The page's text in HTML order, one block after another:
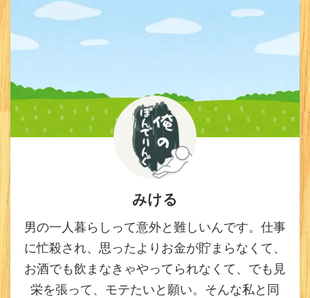
みける
男の一人暮らしって意外と難しいんです。仕事
に忙殺され、思ったよりお金が貯まらなくて、
お酒でも飲まなきゃやってられなくて、でも見
栄を張って、モテたいと願い。そんな私と同